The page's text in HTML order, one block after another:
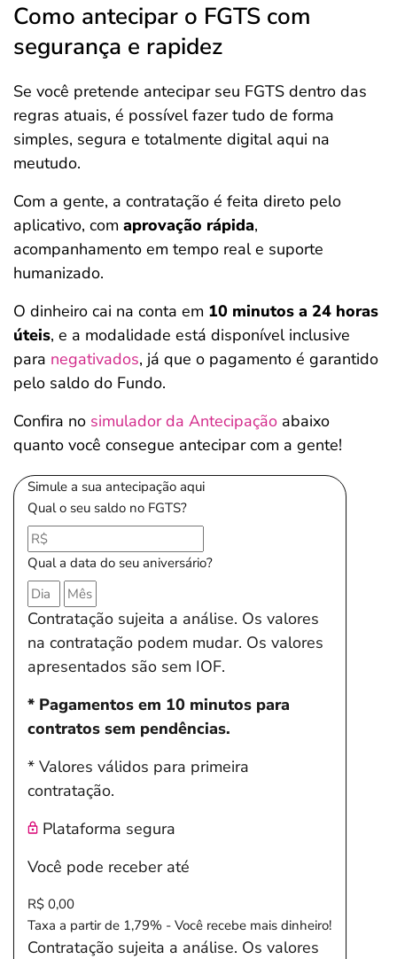
Como antecipar o FGTS com
segurança e rapidez
Se você pretende antecipar seu FGTS dentro das
regras atuais, é possível fazer tudo de forma
simples, segura e totalmente digital aqui na
meutudo.
Com a gente, a contratação é feita direto pelo
aplicativo, com aprovação rápida,
acompanhamento em tempo real e suporte
humanizado.
O dinheiro cai na conta em 10 minutos a 24 horas
úteis, e a modalidade está disponível inclusive
para negativados, já que o pagamento é garantido
pelo saldo do Fundo.
Confira no simulador da Antecipação abaixo
quanto você consegue antecipar com a gente!
Simule a sua antecipação aqui
Qual o seu saldo no FGTS?
Qual a data do seu aniversário?
Contratação sujeita a análise. Os valores
na contratação podem mudar. Os valores
apresentados são sem IOF.
* Pagamentos em 10 minutos para
contratos sem pendências.
* Valores válidos para primeira
contratação.
Plataforma segura
Você pode receber até
R$ 0,00
Taxa a partir de 1,79% - Você recebe mais dinheiro!
Contratação sujeita a análise. Os valores